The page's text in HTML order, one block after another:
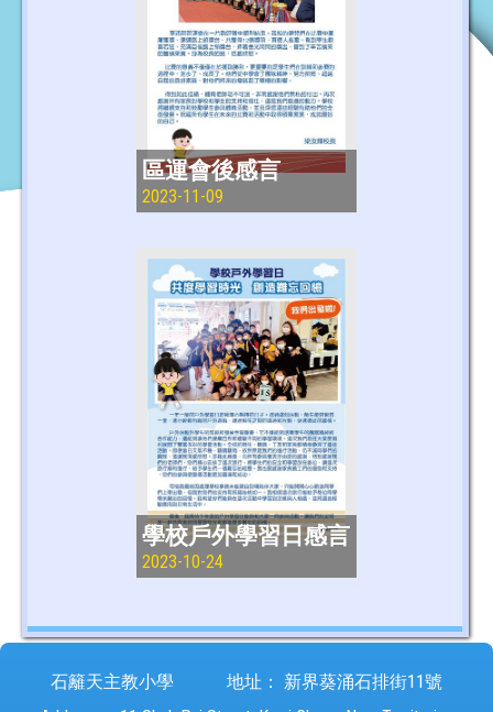
區運會後感言
2023-11-09
學校戶外學習日感言
2023-10-24
石籬天主教小學 地址：
新界葵涌石排街11號